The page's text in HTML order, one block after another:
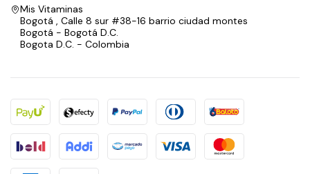
Mis Vitaminas
Bogotá , Calle 8 sur #38-16 barrio ciudad montes
Bogotá - Bogotá D.C.
Bogota D.C. - Colombia